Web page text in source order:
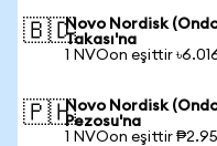
🇧🇩Novo Nordisk
Takası'na
1 NVOon eşittir
🇵🇭Novo Nordisk
Pezosu'na
1 NVOon eşittir